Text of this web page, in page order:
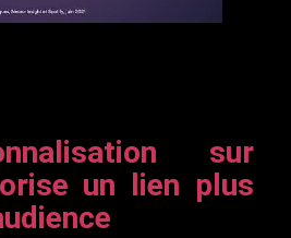
sur
un lien plus